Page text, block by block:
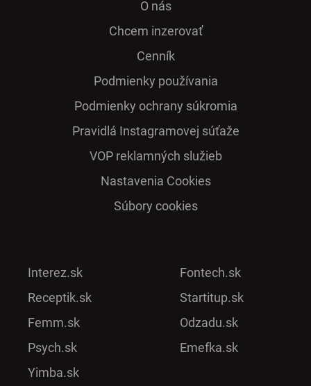
O nás
Chcem inzerovať
Cenník
Podmienky používania
Podmienky ochrany súkromia
Pra­vidlá Ins­ta­gra­mo­vej sú­ťaže
VOP reklamných služieb
Nastavenia Cookies
Súbory cookies
Interez.sk
Receptik.sk
Femm.sk
Psych.sk
Yimba.sk
Fontech.sk
Startitup.sk
Odzadu.sk
Emefka.sk